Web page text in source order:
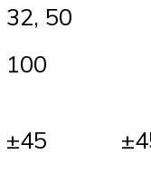
32, 50
100
±45